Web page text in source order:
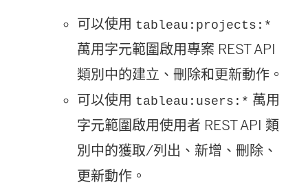
可以使用 tableau:projects:*
萬用字元範圍啟用專案 REST API
類別中的建立、刪除和更新動作。
可以使用 tableau:users:* 萬用
字元範圍啟用使用者 REST API 類
別中的獲取/列出、新增、刪除、
更新動作。